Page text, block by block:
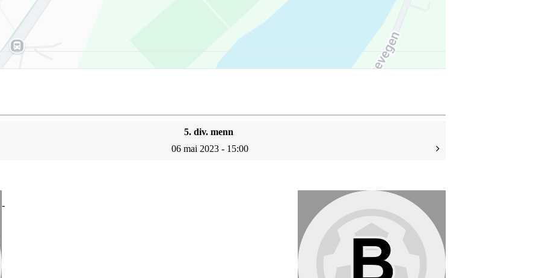
5. div. menn
06 mai 2023 - 15:00
-